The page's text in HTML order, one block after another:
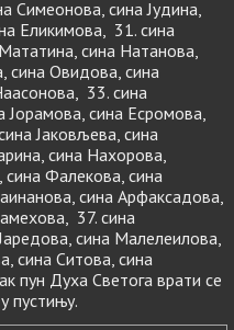
Симеонова, сина Јудина,
Еликимова, 31. сина
сина Натанова,
сина Овидова, сина
33. сина
Јорамова, сина Есромова,
Јаковљева, сина
сина Нахорова,
сина Фалекова, сина
сина Арфаксадова,
37. сина
сина Малелеилова,
сина Ситова, сина
пун Духа Светога врати се
пустињу.